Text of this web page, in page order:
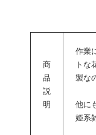
商
品
説
明
作業
ト
製な
他に
姫系